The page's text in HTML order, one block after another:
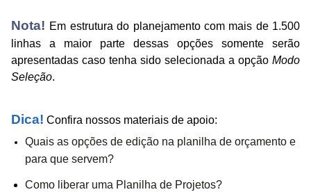
Nota! Em estrutura do planejamento com mais de 1.500
linhas a maior parte dessas opções somente serão
apresentadas caso tenha sido selecionada a opção Modo
Seleção.
Dica! Confira nossos materiais de apoio:
Quais as opções de edição na planilha de orçamento e
para que servem?
Como liberar uma Planilha de Projetos?